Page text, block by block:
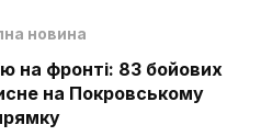
новина
на фронті: 83 бойових
на Покровському